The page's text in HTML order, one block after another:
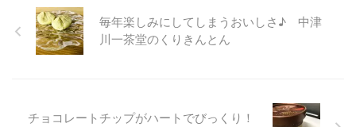
毎年楽しみにしてしまうおいしさ♪ 中津
川一茶堂のくりきんとん
チョコレートチップがハートでびっくり！